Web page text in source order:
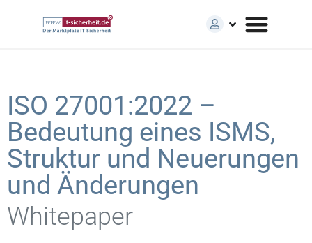
ISO 27001:2022 –
Bedeutung eines ISMS,
Struktur und Neuerungen
und Änderungen
Whitepaper